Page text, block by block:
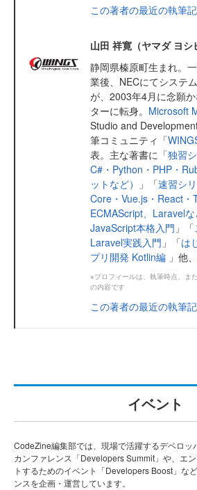
この著者の最近の執筆
山田 祥寛（ヤマダ ヨシ
静岡県榛原町生まれ。
業後、NECにてシステ
が、2003年4月に念願
ターに転身。 Microsoft
Studio and
筆コミュニティ「
表。主な著書に「独習
C#・Python・PHP・
ットなど）
」「速習シ
Core・Vue.js・React・
ECMAScript、Laravelな
JavaScript本格入門 」「
Laravel実践入門 」「は
プリ開発 Kotlin編 」他、
※プロフィールは、執筆時点、ま
の内容です
この著者の最近の執筆
イベント
CodeZine編集部では、現場で活躍するデベロッ
カンファレンス「Developers Summit」や、エ
トするためのイベント「Developers Boost」な
ンスを企画・運営しています。